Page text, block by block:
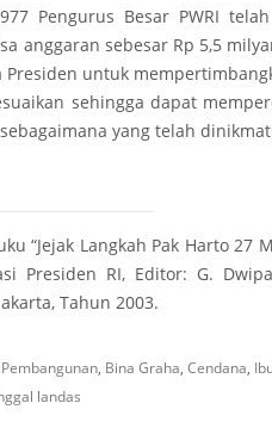
Pengurus Besar PWRI
anggaran sebesar Rp 5,5
Presiden untuk
sehingga dapat
yang telah
“Jejak Langkah Pak Harto 27
Presiden RI, Editor: G.
Tahun 2003.
, Bina Graha, Cendana,
landas